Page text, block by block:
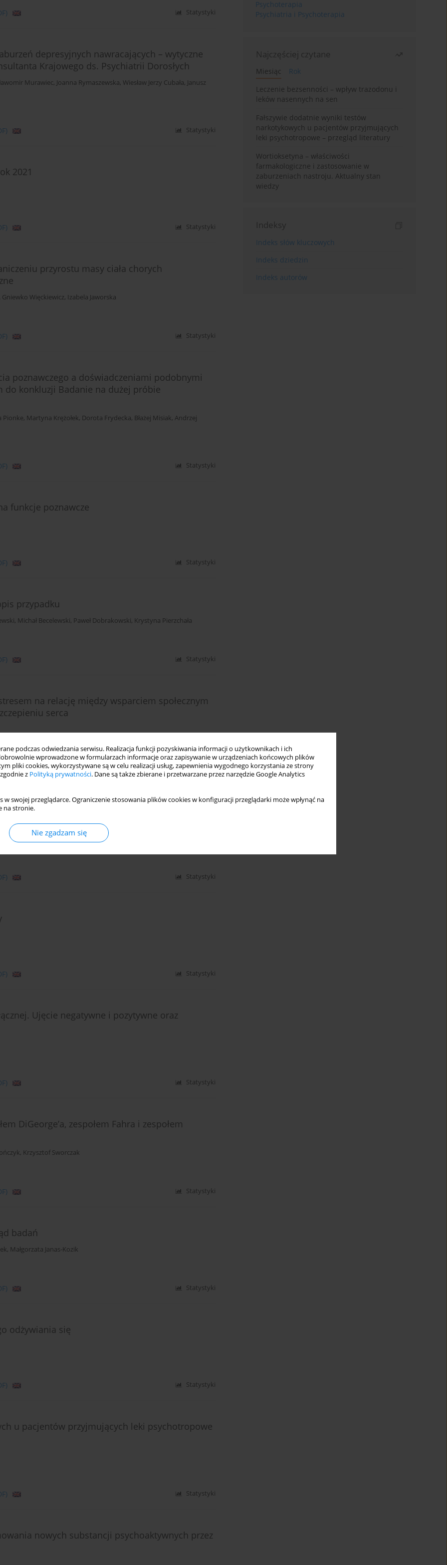
podczas odwiedzania serwisu. Realizacja funkcji pozyskiwania informacji o użytkownikach i ich
wprowadzone w formularzach informacje oraz zapisywanie w urządzeniach końcowych plików
pliki cookies, wykorzystywane są w celu realizacji usług, zapewnienia wygodnego korzystania ze strony
z Polityką prywatności. Dane są także zbierane i przetwarzane przez narzędzie Google Analytics
w swojej przeglądarce. Ograniczenie stosowania plików cookies w konfiguracji przeglądarki może wpłynąć na
na stronie.
Nie zgadzam się
Statystyki
depresyjnych nawracających – wytyczne
Krajowego ds. Psychiatrii Dorosłych
Murawiec, Joanna Rymaszewska, Wiesław Jerzy Cubała, Janusz
Statystyki
2021
Statystyki
przyrostu masy ciała chorych
Gniewko Więckiewicz, Izabela Jaworska
Statystyki
poznawczego a doświadczeniami podobnymi
do konkluzji Badanie na dużej próbie
Pionke, Martyna Krężołek, Dorota Frydecka, Błażej Misiak, Andrzej
Statystyki
funkcje poznawcze
Statystyki
przypadku
, Michał Becelewski, Paweł Dobrakowski, Krystyna Pierzchała
Statystyki
na relację między wsparciem społecznym
serca
Statystyki
lęku a nadciśnieniem tętniczym. Przegląd
Statystyki
Statystyki
Ujęcie negatywne i pozytywne oraz
Statystyki
DiGeorge’a, zespołem Fahra i zespołem
, Krzysztof Sworczak
Statystyki
badań
, Małgorzata Janas-Kozik
Statystyki
odżywiania się
Statystyki
u pacjentów przyjmujących leki psychotropowe
Statystyki
nowych substancji psychoaktywnych przez
Psychoterapia
Psychiatria i Psychoterapia
Najczęściej czytane
Miesiąc
Rok
Leczenie bezsenności – wpływ trazodonu i
leków nasennych na sen
Fałszywie dodatnie wyniki testów
narkotykowych u pacjentów przyjmujących
leki psychotropowe – przegląd literatury
Wortioksetyna – właściwości
farmakologiczne i zastosowanie w
zaburzeniach nastroju. Aktualny stan
wiedzy
Indeksy
Indeks słów kluczowych
Indeks dziedzin
Indeks autorów